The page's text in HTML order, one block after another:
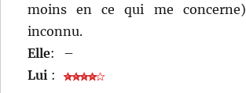
moins en ce qui me
inconnu.
Elle:
–
Lui :